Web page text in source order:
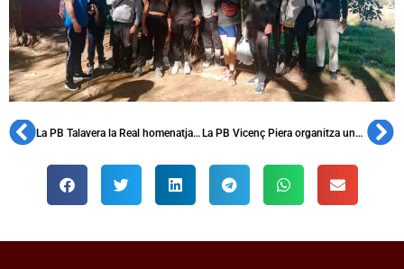
La PB Talavera la Real homenatja el seu fundador Valentín Valle Franco La PB Vicenç Piera organitza una projecció multitudinària del documental sobre Ucraïna de Sor Lucía Caram